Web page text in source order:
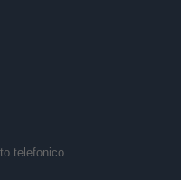
telefonico.